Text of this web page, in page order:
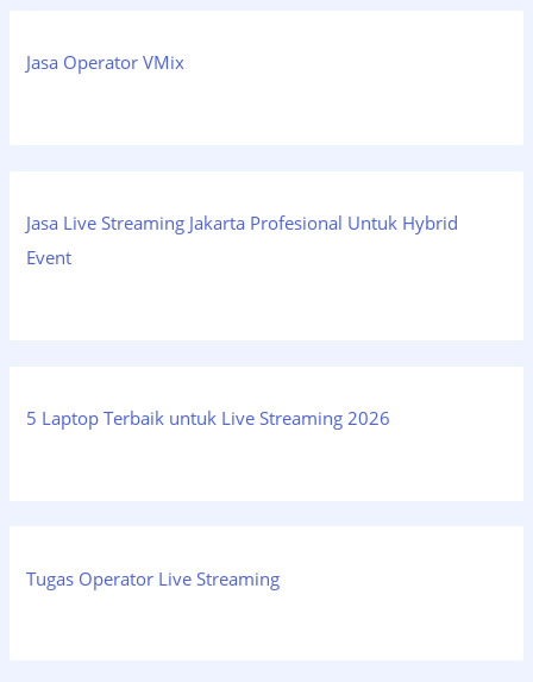
Jasa Operator VMix
Jasa Live Streaming Jakarta Profesional Untuk Hybrid
Event
5 Laptop Terbaik untuk Live Streaming 2026
Tugas Operator Live Streaming